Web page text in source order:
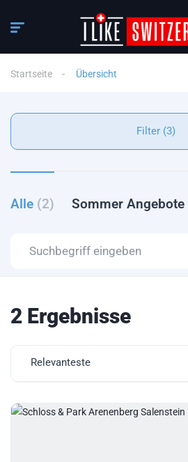
Startseite Übersicht
Filter (3)
Alle (2) Sommer Angebote
2 Ergebnisse
Relevanteste